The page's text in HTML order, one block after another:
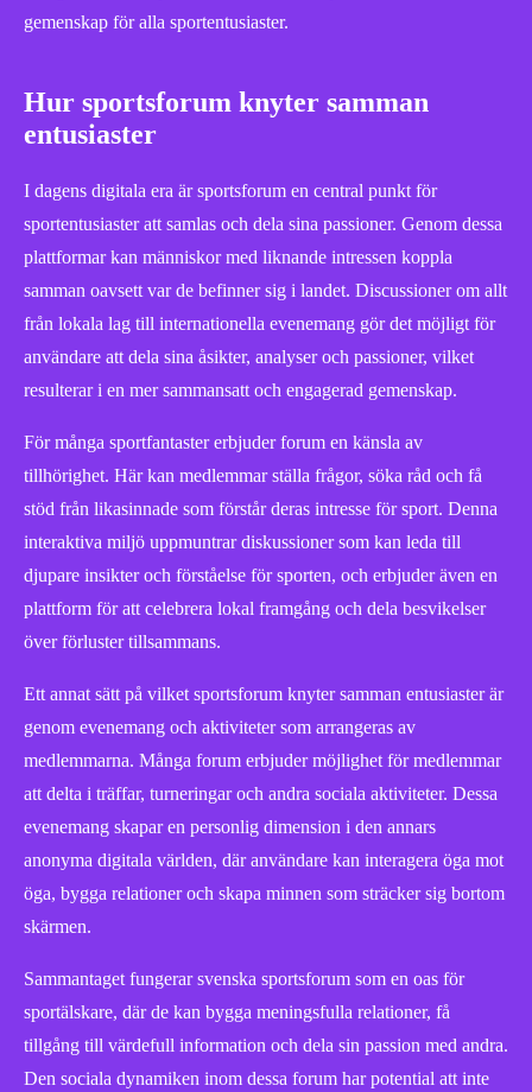
gemenskap för alla sportentusiaster.
Hur sportsforum knyter samman
entusiaster
I dagens digitala era är sportsforum en central punkt för
sportentusiaster att samlas och dela sina passioner. Genom dessa
plattformar kan människor med liknande intressen koppla
samman oavsett var de befinner sig i landet. Discussioner om allt
från lokala lag till internationella evenemang gör det möjligt för
användare att dela sina åsikter, analyser och passioner, vilket
resulterar i en mer sammansatt och engagerad gemenskap.
För många sportfantaster erbjuder forum en känsla av
tillhörighet. Här kan medlemmar ställa frågor, söka råd och få
stöd från likasinnade som förstår deras intresse för sport. Denna
interaktiva miljö uppmuntrar diskussioner som kan leda till
djupare insikter och förståelse för sporten, och erbjuder även en
plattform för att celebrera lokal framgång och dela besvikelser
över förluster tillsammans.
Ett annat sätt på vilket sportsforum knyter samman entusiaster är
genom evenemang och aktiviteter som arrangeras av
medlemmarna. Många forum erbjuder möjlighet för medlemmar
att delta i träffar, turneringar och andra sociala aktiviteter. Dessa
evenemang skapar en personlig dimension i den annars
anonyma digitala världen, där användare kan interagera öga mot
öga, bygga relationer och skapa minnen som sträcker sig bortom
skärmen.
Sammantaget fungerar svenska sportsforum som en oas för
sportälskare, där de kan bygga meningsfulla relationer, få
tillgång till värdefull information och dela sin passion med andra.
Den sociala dynamiken inom dessa forum har potential att inte